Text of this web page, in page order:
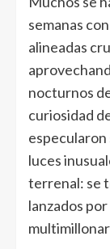
semanas
alineadas
nocturnos
curiosidad
luces
terrenal: se
lanzados